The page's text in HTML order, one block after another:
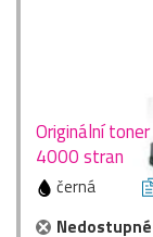
Originální
4000 stran
černá
Nedostupné